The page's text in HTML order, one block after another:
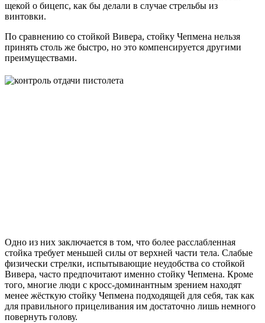
щекой о бицепс, как бы делали в случае стрельбы из
винтовки.
По сравнению со стойкой Вивера, стойку Чепмена нельзя
принять столь же быстро, но это компенсируется другими
преимуществами.
Одно из них заключается в том, что более расслабленная
стойка требует меньшей силы от верхней части тела. Слабые
физически стрелки, испытывающие неудобства со стойкой
Вивера, часто предпочитают именно стойку Чепмена. Кроме
того, многие люди с кросс-доминантным зрением находят
менее жёсткую стойку Чепмена подходящей для себя, так как
для правильного прицеливания им достаточно лишь немного
повернуть голову.